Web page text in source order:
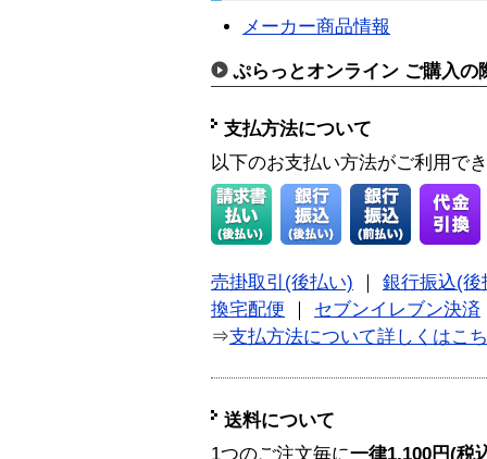
メーカー商品情報
ぷらっとオンライン ご購入の
支払方法について
以下のお支払い方法がご利用で
売掛取引(後払い)
銀行振込(後
換宅配便
セブンイレブン決済
⇒支払方法について詳しくはこ
送料について
1つのご注文毎に一律1,100円(税